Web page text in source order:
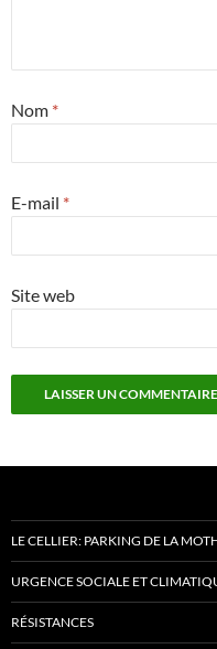
Nom *
E-mail *
Site web
LE CELLIER: PARKING DE LA
URGENCE SOCIALE ET
RÉSISTANCES